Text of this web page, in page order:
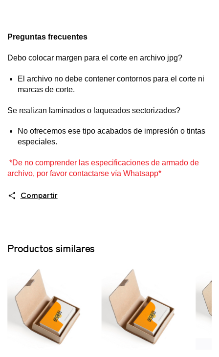
Preguntas frecuentes
Debo colocar margen para el corte en archivo jpg?
El archivo no debe contener contornos para el corte ni
marcas de corte.
Se realizan laminados o laqueados sectorizados?
No ofrecemos ese tipo acabados de impresión o tintas
especiales.
*De no comprender las especificaciones de armado de
archivo, por favor contactarse vía Whatsapp*
Compartir
Productos similares